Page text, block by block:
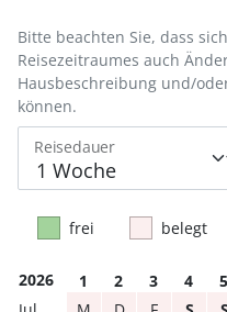
Reisedauer
Bitte beachten Sie, dass
Reisezeitraumes auch
Hausbeschreibung und/
können.
frei belegt
2026 1 2 3 4 5